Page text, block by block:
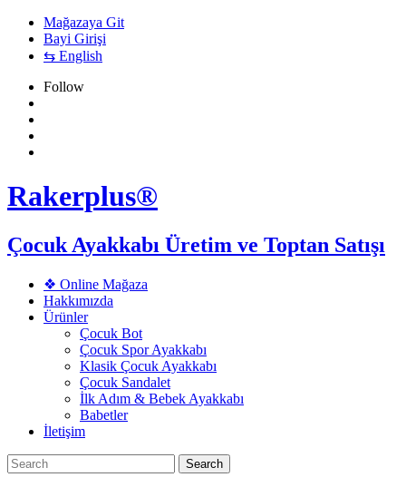
Mağazaya Git
Bayi Girişi
⇆ English
Follow
Rakerplus®
Çocuk Ayakkabı Üretim ve Toptan Satışı
❖ Online Mağaza
Hakkımızda
Ürünler
Çocuk Bot
Çocuk Spor Ayakkabı
Klasik Çocuk Ayakkabı
Çocuk Sandalet
İlk Adım & Bebek Ayakkabı
Babetler
İletişim